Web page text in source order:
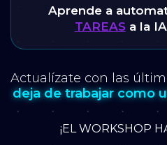
Aprende a
TAREAS a la
Actualízate con las
deja de trabajar como
¡EL WORKSHOP